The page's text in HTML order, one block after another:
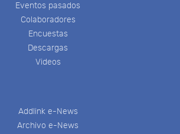
Eventos pasados
Colaboradores
Encuestas
Descargas
Videos
Addlink e-News
Archivo e-News